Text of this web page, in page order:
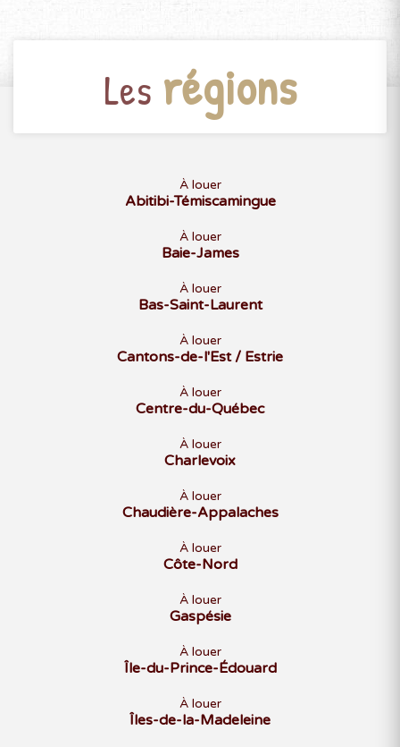
Les régions
À louer
Abitibi-Témiscamingue
À louer
Baie-James
À louer
Bas-Saint-Laurent
À louer
Cantons-de-l'Est / Estrie
À louer
Centre-du-Québec
À louer
Charlevoix
À louer
Chaudière-Appalaches
À louer
Côte-Nord
À louer
Gaspésie
À louer
Île-du-Prince-Édouard
À louer
Îles-de-la-Madeleine